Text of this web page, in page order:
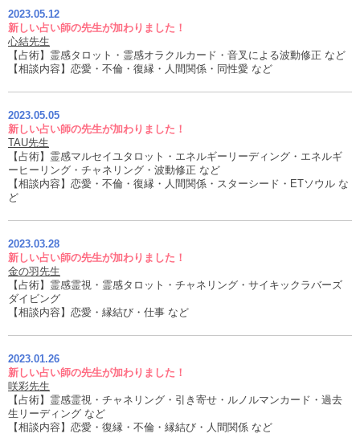
2023.05.12
新しい占い師の先生が加わりました！
心結先生
【占術】霊感タロット・霊感オラクルカード・音叉による波動修正 など
【相談内容】恋愛・不倫・復縁・人間関係・同性愛 など
2023.05.05
新しい占い師の先生が加わりました！
TAU先生
【占術】霊感マルセイユタロット・エネルギーリーディング・エネルギ
ーヒーリング・チャネリング・波動修正 など
【相談内容】恋愛・不倫・復縁・人間関係・スターシード・ETソウル な
ど
2023.03.28
新しい占い師の先生が加わりました！
金の羽先生
【占術】霊感霊視・霊感タロット・チャネリング・サイキックラバーズ
ダイビング
【相談内容】恋愛・縁結び・仕事 など
2023.01.26
新しい占い師の先生が加わりました！
咲彩先生
【占術】霊感霊視・チャネリング・引き寄せ・ルノルマンカード・過去
生リーディング など
【相談内容】恋愛・復縁・不倫・縁結び・人間関係 など